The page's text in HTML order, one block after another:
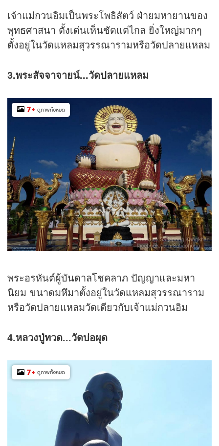
เจ้าแม่กวนอิมเป็นพระโพธิสัตว์ ฝ่ายมหายานของ
พุทธศาสนา ตั้งเด่นเห็นชัดแต่ไกล ยิ่งใหญ่มากๆ
ตั้งอยู่ในวัดแหลมสุวรรณารามหรือวัดปลายแหลม
3.พระสัจจาจายน์...วัดปลายแหลม
7+ ดูภาพทั้งหมด
พระอรหันต์ผู้บันดาลโชคลาภ ปัญญาและมหา
นิยม ขนาดมหึมาตั้งอยู่ในวัดแหลมสุวรรณาราม
หรือวัดปลายแหลมวัดเดียวกับเจ้าแม่กวนอิม
4.หลวงปู่ทวด...วัดบ่อผุด
7+ ดูภาพทั้งหมด